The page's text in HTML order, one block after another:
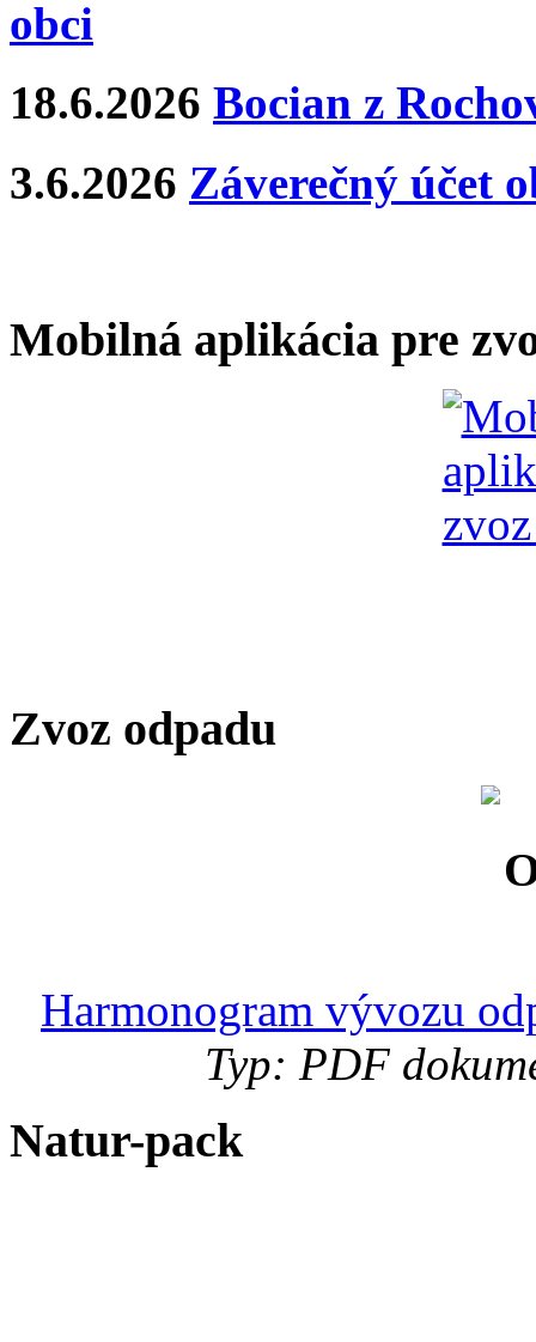
obci
18.6.2026 Bocian z
3.6.2026 Záverečný účet
Mobilná aplikácia pre
Zvoz odpadu
Harmonogram vývozu
Typ: PDF
Natur-pack